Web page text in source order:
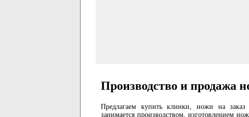
Производство и продажа
Предлагаем купить клинки, ножи на
занимается производством, изготовлением